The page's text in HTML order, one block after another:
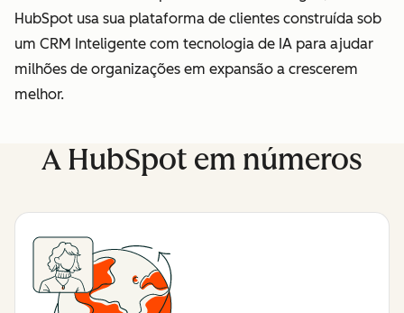
HubSpot usa sua plataforma de clientes construída sob
um CRM Inteligente com tecnologia de IA para ajudar
milhões de organizações em expansão a crescerem
melhor.
A HubSpot em números